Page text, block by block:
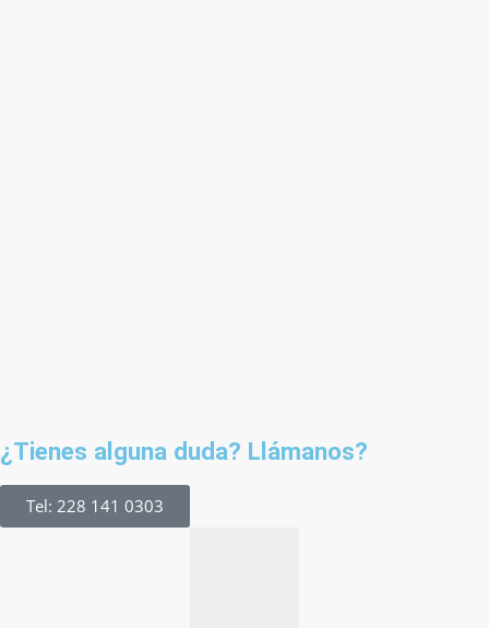
¿Tienes alguna duda? Llámanos?
Tel: 228 141 0303